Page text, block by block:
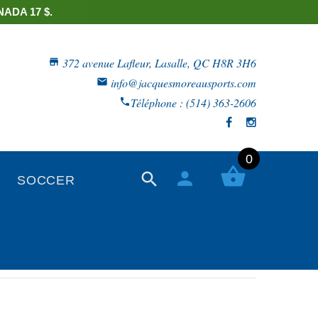
372 avenue Lafleur, Lasalle, QC H8R 3H6
info@jacquesmoreausports.com
Téléphone : (514) 363-2606
SOCCER
0
17 $.